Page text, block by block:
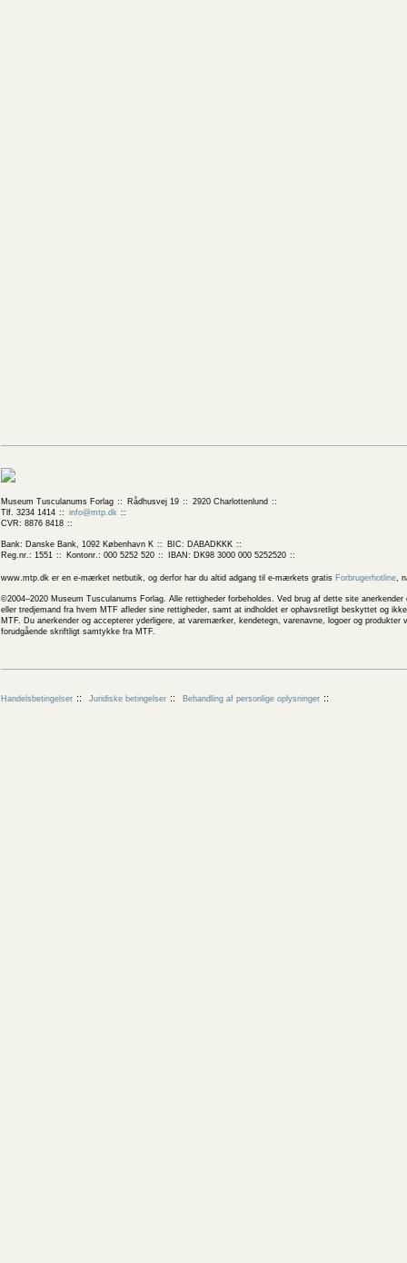
Museum Tusculanums Forlag Rådhusvej 19
2920 Charlottenlund
Tlf. 3234 1414
info@mtp.dk
CVR: 8876 8418
Bank: Danske Bank, 1092 København K
BIC: DABADKKK
Reg.nr.: 1551
Kontonr.: 000 5252 520 IBAN: DK98 3000 000 5252520
www.mtp.dk er en e-mærket netbutik, og derfor har du altid adgang til e-mærkets gratis Forbrugerhotline,
©2004–2020 Museum Tusculanums Forlag. Alle rettigheder forbeholdes. Ved brug af dette site
eller tredjemand fra hvem MTF afleder sine rettigheder, samt at indholdet er ophavsretligt beskyttet og
MTF. Du anerkender og accepterer yderligere, at varemærker, kendetegn, varenavne, logoer og
forudgående skriftligt samtykke fra MTF.
Handelsbetingelser Juridiske betingelser Behandling af personlige oplysninger